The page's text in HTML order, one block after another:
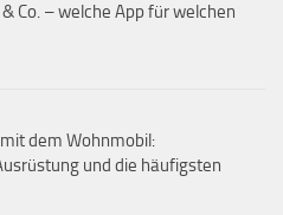
Co. – welche App für welchen
dem Wohnmobil:
und die häufigsten